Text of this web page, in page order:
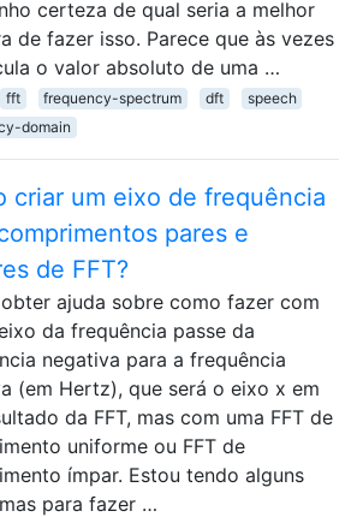
certeza de qual seria a melhor
de fazer isso. Parece que às vezes
o valor absoluto de uma …
fft frequency-spectrum dft
speech
domain
criar um eixo de frequência
pares e
de FFT?
ajuda sobre como fazer com
da frequência passe da
negativa para a frequência
(em Hertz), que será o eixo x em
da FFT, mas com uma FFT de
uniforme ou FFT de
ímpar. Estou tendo alguns
para fazer …